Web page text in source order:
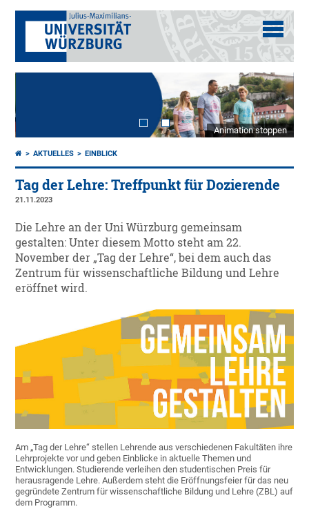
Animation stoppen
AKTUELLES EINBLICK
Tag der Lehre: Treffpunkt für Dozierende
21.11.2023
Die Lehre an der Uni Würzburg gemeinsam
gestalten: Unter diesem Motto steht am 22.
November der „Tag der Lehre“, bei dem auch das
Zentrum für wissenschaftliche Bildung und Lehre
eröffnet wird.
Am „Tag der Lehre“ stellen Lehrende aus verschiedenen Fakultäten ihre
Lehrprojekte vor und geben Einblicke in aktuelle Themen und
Entwicklungen. Studierende verleihen den studentischen Preis für
herausragende Lehre. Außerdem steht die Eröffnungsfeier für das neu
gegründete Zentrum für wissenschaftliche Bildung und Lehre (ZBL) auf
dem Programm.